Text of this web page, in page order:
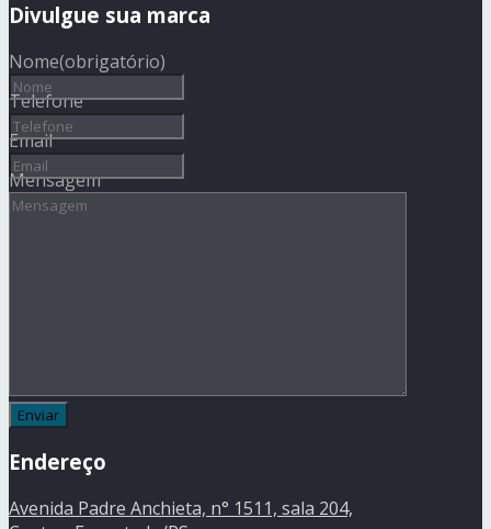
Divulgue sua marca
Nome(obrigatório)
Telefone
Email
Mensagem
Endereço
Avenida Padre Anchieta, n° 1511, sala 204,